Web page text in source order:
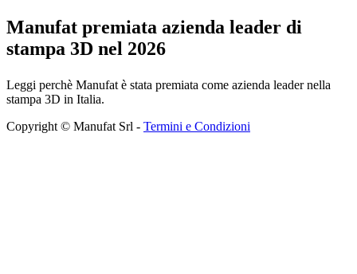
Manufat premiata azienda leader di
stampa 3D nel 2026
Leggi perchè Manufat è stata premiata come azienda leader nella
stampa 3D in Italia.
Copyright © Manufat Srl - Termini e Condizioni